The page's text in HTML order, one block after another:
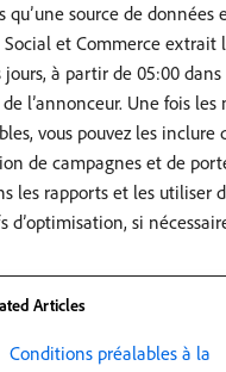
qu’une source de données
Social et Commerce extrait
jours, à partir de 05:00 dans
l’annonceur. Une fois les
vous pouvez les inclure
de campagnes et de
les rapports et les utiliser
d’optimisation, si
Articles
Conditions préalables à la